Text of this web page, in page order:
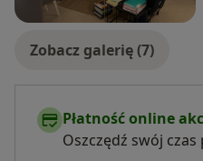
Zobacz galerię (7)
Płatność online
Oszczędź swój